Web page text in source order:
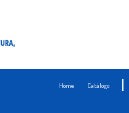
Home Catálogo